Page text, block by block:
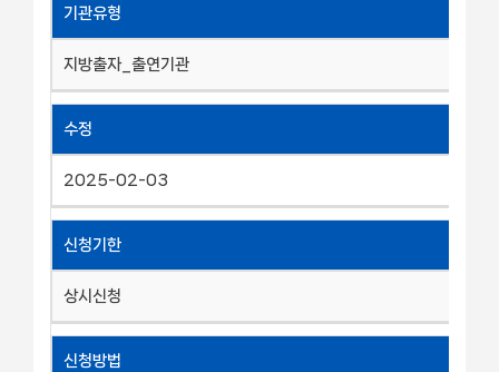
기관유형
지방출자_출연기관
수정
2025-02-03
신청기한
상시신청
신청방법